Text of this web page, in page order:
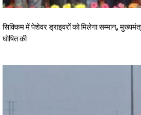
सिक्किम में पेशेवर ड्राइवरों को मिलेगा सम्मान,
घोषित की